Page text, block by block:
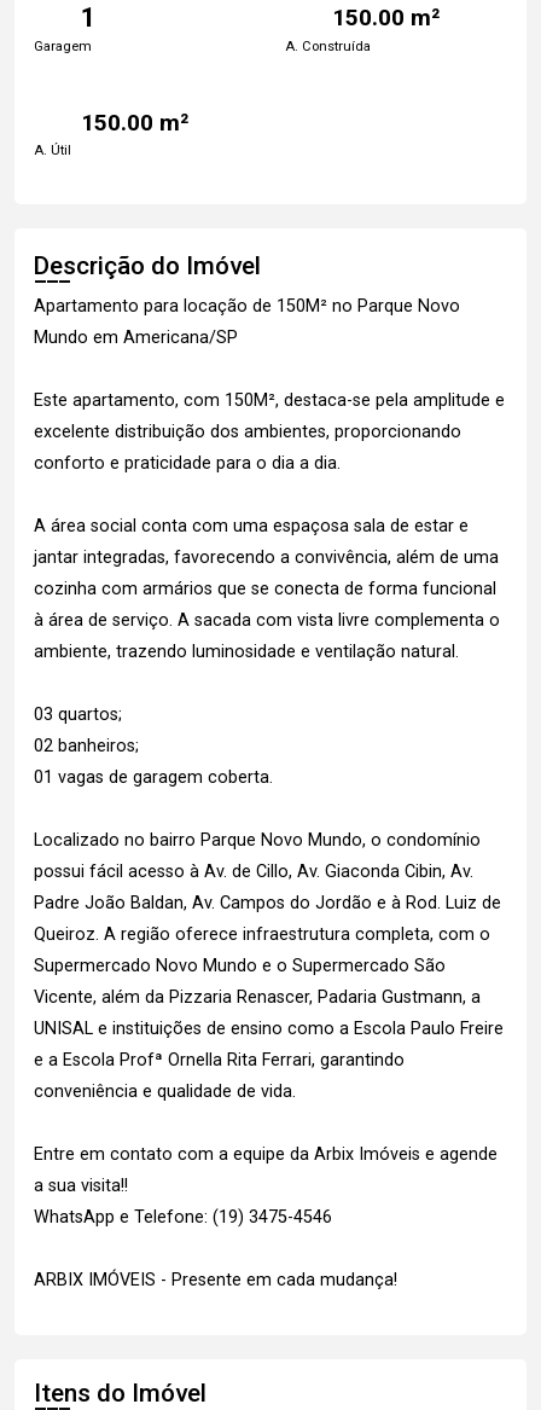
1
Garagem
150.00 m²
A. Construída
150.00 m²
A. Útil
Descrição do Imóvel
Apartamento para locação de 150M² no Parque Novo
Mundo em Americana/SP
Este apartamento, com 150M², destaca-se pela amplitude e
excelente distribuição dos ambientes, proporcionando
conforto e praticidade para o dia a dia.
A área social conta com uma espaçosa sala de estar e
jantar integradas, favorecendo a convivência, além de uma
cozinha com armários que se conecta de forma funcional
à área de serviço. A sacada com vista livre complementa o
ambiente, trazendo luminosidade e ventilação natural.
03 quartos;
02 banheiros;
01 vagas de garagem coberta.
Localizado no bairro Parque Novo Mundo, o condomínio
possui fácil acesso à Av. de Cillo, Av. Giaconda Cibin, Av.
Padre João Baldan, Av. Campos do Jordão e à Rod. Luiz de
Queiroz. A região oferece infraestrutura completa, com o
Supermercado Novo Mundo e o Supermercado São
Vicente, além da Pizzaria Renascer, Padaria Gustmann, a
UNISAL e instituições de ensino como a Escola Paulo Freire
e a Escola Profª Ornella Rita Ferrari, garantindo
conveniência e qualidade de vida.
Entre em contato com a equipe da Arbix Imóveis e agende
a sua visita!!
WhatsApp e Telefone: (19) 3475-4546
ARBIX IMÓVEIS - Presente em cada mudança!
Itens do Imóvel